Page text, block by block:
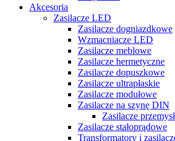
Akcesoria
Zasilacze LED
Zasilacze dogniazdkowe
Wzmacniacze LED
Zasilacze meblowe
Zasilacze hermetyczne
Zasilacze dopuszkowe
Zasilacze ultrapłaskie
Zasilacze modułowe
Zasilacze na szynę DIN
Zasilacze
Zasilacze stałoprądowe
Transformatory i